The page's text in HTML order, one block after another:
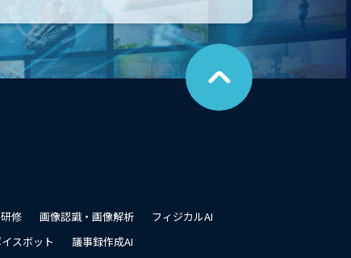
こ
の
ペ
ー
ジ
修 画像認識・画像解析
フィジカルAI
スボット
議事録作成AI